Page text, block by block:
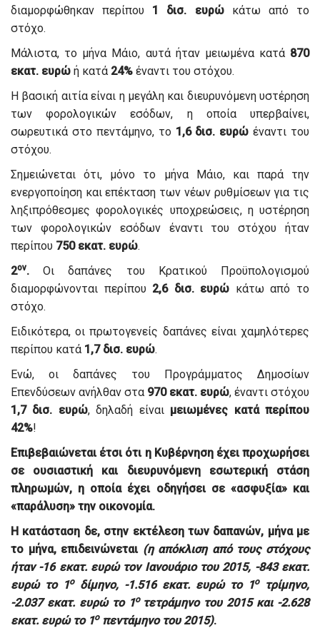
διαμορφώθηκαν περίπου 1 δισ. ευρώκάτω από το
στόχο.
Μάλιστα, το μήνα Μάιο, αυτά ήταν μειωμένα κατά 870
εκατ. ευρώ ή κατά 24% έναντι του στόχου.
Η βασική αιτία είναι η μεγάλη και διευρυνόμενη υστέρηση
των φορολογικών εσόδων, η οποία υπερβαίνει,
σωρευτικά στο πεντάμηνο, το 1,6 δισ. ευρώ έναντι του
στόχου.
Σημειώνεται ότι, μόνο το μήνα Μάιο, και παρά την
ενεργοποίηση και επέκταση των νέων ρυθμίσεων για τις
ληξιπρόθεσμες φορολογικές υποχρεώσεις, η υστέρηση
των φορολογικών εσόδων έναντι του στόχου ήταν
περίπου 750 εκατ. ευρώ.
2ον. Οι δαπάνες του Κρατικού Προϋπολογισμού
διαμορφώνονται περίπου 2,6 δισ. ευρώ κάτω από το
στόχο.
Ειδικότερα, οι πρωτογενείς δαπάνες είναι χαμηλότερες
περίπου κατά 1,7 δισ. ευρώ.
Ενώ, οι δαπάνες του Προγράμματος Δημοσίων
Επενδύσεων ανήλθαν στα 970 εκατ. ευρώ, έναντι στόχου
1,7 δισ. ευρώ, δηλαδή είναι μειωμένες κατά περίπου
42%!
Επιβεβαιώνεται έτσι ότι η Κυβέρνηση έχει προχωρήσει
σε ουσιαστική και διευρυνόμενη εσωτερική στάση
πληρωμών, η οποία έχει οδηγήσει σε «ασφυξία» και
«παράλυση» την οικονομία.
Η κατάσταση δε, στην εκτέλεση των δαπανών, μήνα με
το μήνα, επιδεινώνεται (η απόκλιση από τους στόχους
ήταν -16 εκατ. ευρώ τον Ιανουάριο του 2015, -843 εκατ.
ευρώ το 1ο δίμηνο, -1.516 εκατ. ευρώ το 1ο
τρίμηνο,
-2.037 εκατ. ευρώ το 1ο τετράμηνο του 2015 και -2.628
εκατ. ευρώ το 1οπεντάμηνο του 2015).